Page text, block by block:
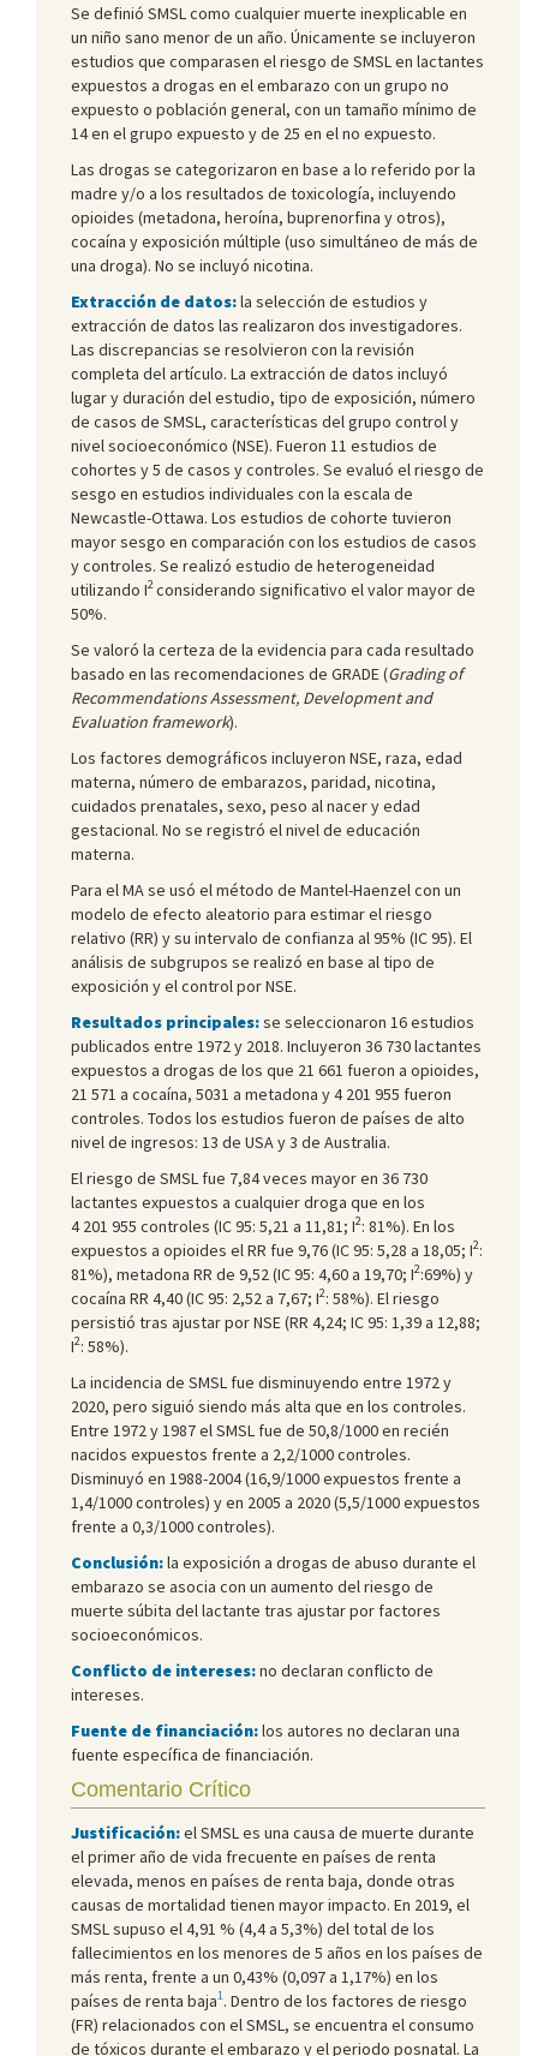
Se definió SMSL como cualquier muerte inexplicable en
un niño sano menor de un año. Únicamente se incluyeron
estudios que comparasen el riesgo de SMSL en lactantes
expuestos a drogas en el embarazo con un grupo no
expuesto o población general, con un tamaño mínimo de
14 en el grupo expuesto y de 25 en el no expuesto.
Las drogas se categorizaron en base a lo referido por la
madre y/o a los resultados de toxicología, incluyendo
opioides (metadona, heroína, buprenorfina y otros),
cocaína y exposición múltiple (uso simultáneo de más de
una droga). No se incluyó nicotina.
Extracción de datos:la selección de estudios y
extracción de datos las realizaron dos investigadores.
Las discrepancias se resolvieron con la revisión
completa del artículo. La extracción de datos incluyó
lugar y duración del estudio, tipo de exposición, número
de casos de SMSL, características del grupo control y
nivel socioeconómico (NSE). Fueron 11 estudios de
cohortes y 5 de casos y controles. Se evaluó el riesgo de
sesgo en estudios individuales con la escala de
Newcastle-Ottawa. Los estudios de cohorte tuvieron
mayor sesgo en comparación con los estudios de casos
y controles. Se realizó estudio de heterogeneidad
utilizando I2considerando significativo el valor mayor de
50%.
Se valoró la certeza de la evidencia para cada resultado
basado en las recomendaciones de GRADE (Grading of
Recommendations Assessment, Development and
Evaluation framework).
Los factores demográficos incluyeron NSE, raza, edad
materna, número de embarazos, paridad, nicotina,
cuidados prenatales, sexo, peso al nacer y edad
gestacional. No se registró el nivel de educación
materna.
Para el MA se usó el método de Mantel-Haenzel con un
modelo de efecto aleatorio para estimar el riesgo
relativo (RR) y su intervalo de confianza al 95% (IC 95). El
análisis de subgrupos se realizó en base al tipo de
exposición y el control por NSE.
Resultados principales:se seleccionaron 16 estudios
publicados entre 1972 y 2018. Incluyeron 36 730 lactantes
expuestos a drogas de los que 21 661 fueron a opioides,
21 571 a cocaína, 5031 a metadona y 4 201 955 fueron
controles. Todos los estudios fueron de países de alto
nivel de ingresos: 13 de USA y 3 de Australia.
El riesgo de SMSL fue 7,84 veces mayor en 36 730
lactantes expuestos a cualquier droga que en los
4 201 955 controles (IC 95: 5,21 a 11,81; I2: 81%). En los
expuestos a opioides el RR fue 9,76 (IC 95: 5,28 a 18,05; I2:
81%), metadona RR de 9,52 (IC 95: 4,60 a 19,70; I2:69%) y
cocaína RR 4,40 (IC 95: 2,52 a 7,67; I2: 58%). El riesgo
persistió tras ajustar por NSE (RR 4,24; IC 95: 1,39 a 12,88;
I2: 58%).
La incidencia de SMSL fue disminuyendo entre 1972 y
2020, pero siguió siendo más alta que en los controles.
Entre 1972 y 1987 el SMSL fue de 50,8/1000 en recién
nacidos expuestos frente a 2,2/1000 controles.
Disminuyó en 1988-2004 (16,9/1000 expuestos frente a
1,4/1000 controles) y en 2005 a 2020 (5,5/1000 expuestos
frente a 0,3/1000 controles).
Conclusión:la exposición a drogas de abuso durante el
embarazo se asocia con un aumento del riesgo de
muerte súbita del lactante tras ajustar por factores
socioeconómicos.
Conflicto de intereses:no declaran conflicto de
intereses.
Fuente de financiación:los autores no declaran una
fuente específica de financiación.
Comentario Crítico
Justificación:el SMSL es una causa de muerte durante
el primer año de vida frecuente en países de renta
elevada, menos en países de renta baja, donde otras
causas de mortalidad tienen mayor impacto. En 2019, el
SMSL supuso el 4,91 % (4,4 a 5,3%) del total de los
fallecimientos en los menores de 5 años en los países de
más renta, frente a un 0,43% (0,097 a 1,17%) en los
países de renta baja1. Dentro de los factores de riesgo
(FR) relacionados con el SMSL, se encuentra el consumo
de tóxicos durante el embarazo y el periodo posnatal. La